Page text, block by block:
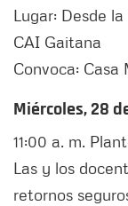
Lugar: Desde
CAI Gaitana
Convoca: Casa
Miércoles, 28
11:00 a. m.
Las y los
retornos